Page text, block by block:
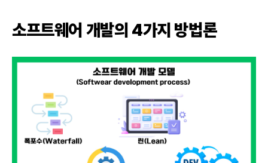
소프트웨어 개발의 4가지 방법론